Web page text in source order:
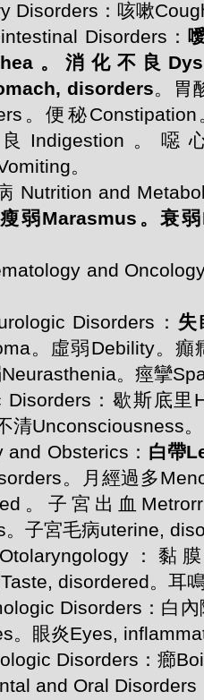
Disorders：咳嗽
Disorders：
。消化不良
disorders。胃
。便秘
Indigestion。噁
。
Nutrition and
弱Marasmus。衰
and
Disorders： 失
。虛弱Debility。癲
。痙攣
：歇斯底里
清Unconsciousness。
Obsterics： 白帶
。月經過多
。子宮出血
子宮毛病uterine,
：黏
disordered。耳
Disorders：白
。眼炎Eyes,
Disorders：癤
and Oral Disorders